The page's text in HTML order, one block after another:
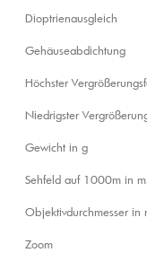
Dioptrienausgleich
Gehäuseabdichtung
Höchster
Niedrigster
Gewicht in g
Sehfeld auf 1000m in m
Objektivdurchmesser in
Zoom